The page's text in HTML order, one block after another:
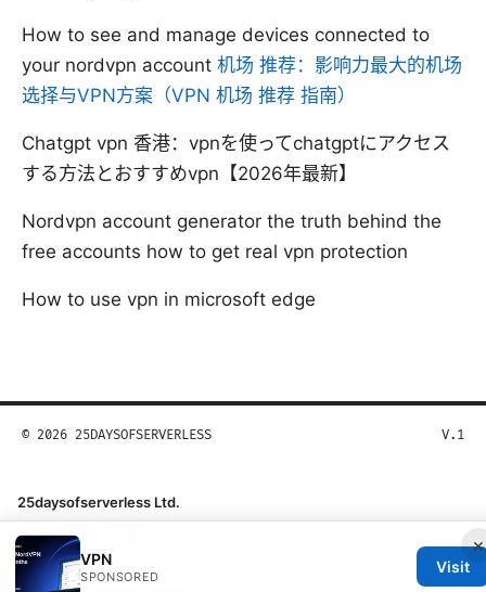
How to see and manage devices connected to
your nordvpn account 机场 推荐：影响力最大的机场
选择与VPN方案（VPN 机场 推荐 指南）
Chatgpt vpn 香港：vpnを使ってchatgptにアクセス
する方法とおすすめvpn【2026年最新】
Nordvpn account generator the truth behind the
free accounts how to get real vpn protection
How to use vpn in microsoft edge
×
VPN
SPONSORED
Visit
© 2026 25DAYSOFSERVERLESS V.1
25daysofserverless Ltd.
1700 Lincoln Street
Denver, CO, 80202
US